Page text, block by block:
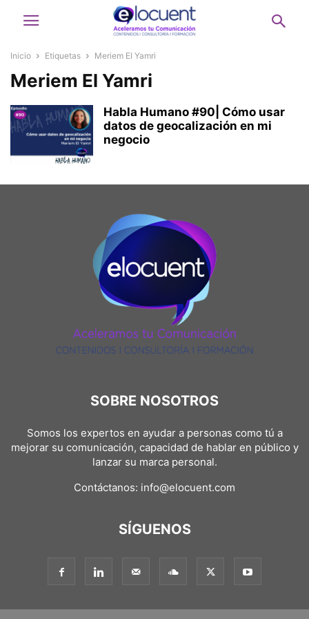
Inicio Etiquetas Meriem El Yamri
Meriem El Yamri
Habla Humano #90| Cómo usar
datos de geocalización en mi
negocio
SOBRE NOSOTROS
Somos los expertos en ayudar a personas como tú a
mejorar su comunicación, capacidad de hablar en público y
lanzar su marca personal.
Contáctanos: info@elocuent.com
SÍGUENOS